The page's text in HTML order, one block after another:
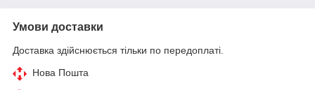
Умови доставки
Доставка здійснюється тільки по передоплаті.
Нова Пошта